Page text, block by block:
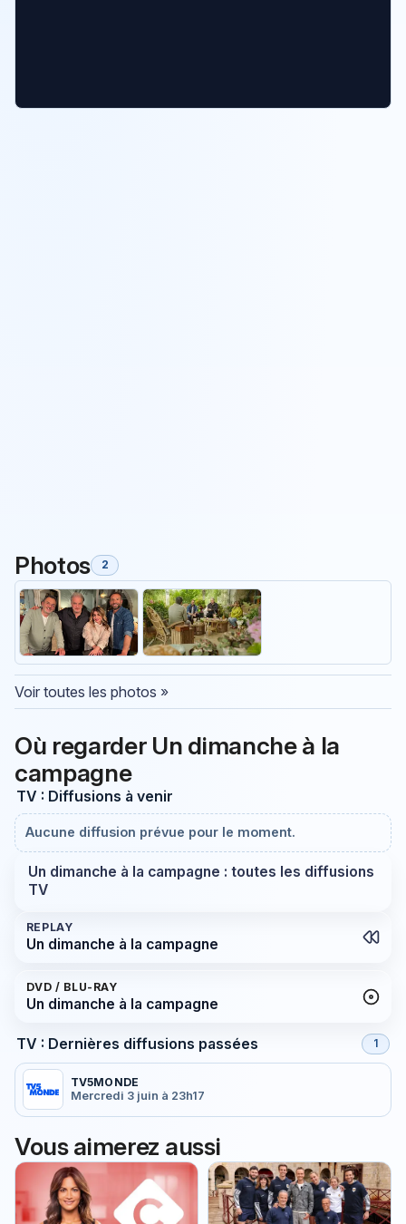
Photos 2
Voir toutes les photos »
Où regarder Un dimanche à la
campagne
TV : Diffusions à venir
Aucune diffusion prévue pour le moment.
Un dimanche à la campagne : toutes les diffusions
TV
REPLAY
Un dimanche à la campagne
DVD / BLU-RAY
Un dimanche à la campagne
TV : Dernières diffusions passées 1
TV5MONDE
Mercredi 3 juin à 23h17
Vous aimerez aussi